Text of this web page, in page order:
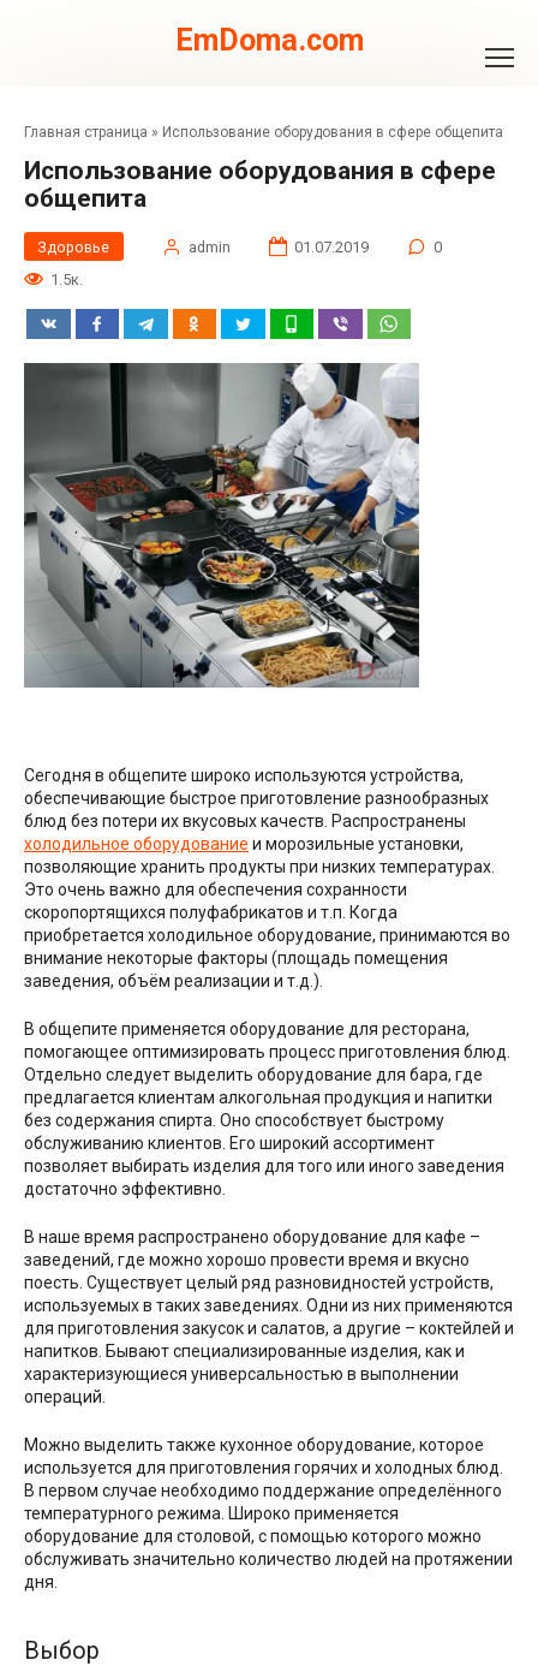
EmDoma.com
Главная страница » Использование оборудования в сфере общепита
Использование оборудования в сфере
общепита
Здоровье admin 01.07.2019
0
1.5к.
Сегодня в общепите широко используются устройства,
обеспечивающие быстрое приготовление разнообразных
блюд без потери их вкусовых качеств. Распространены
холодильное оборудование и морозильные установки,
позволяющие хранить продукты при низких температурах.
Это очень важно для обеспечения сохранности
скоропортящихся полуфабрикатов и т.п. Когда
приобретается холодильное оборудование, принимаются во
внимание некоторые факторы (площадь помещения
заведения, объём реализации и т.д.).
В общепите применяется оборудование для ресторана,
помогающее оптимизировать процесс приготовления блюд.
Отдельно следует выделить оборудование для бара, где
предлагается клиентам алкогольная продукция и напитки
без содержания спирта. Оно способствует быстрому
обслуживанию клиентов. Его широкий ассортимент
позволяет выбирать изделия для того или иного заведения
достаточно эффективно.
В наше время распространено оборудование для кафе –
заведений, где можно хорошо провести время и вкусно
поесть. Существует целый ряд разновидностей устройств,
используемых в таких заведениях. Одни из них применяются
для приготовления закусок и салатов, а другие – коктейлей и
напитков. Бывают специализированные изделия, как и
характеризующиеся универсальностью в выполнении
операций.
Можно выделить также кухонное оборудование, которое
используется для приготовления горячих и холодных блюд.
В первом случае необходимо поддержание определённого
температурного режима. Широко применяется
оборудование для столовой, с помощью которого можно
обслуживать значительно количество людей на протяжении
дня.
Выбор